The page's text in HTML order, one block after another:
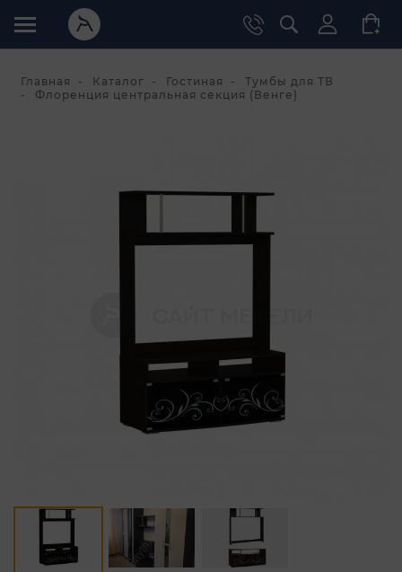
Главная Каталог Гостиная
Тумбы для ТВ
Флоренция центральная секция (Венге)